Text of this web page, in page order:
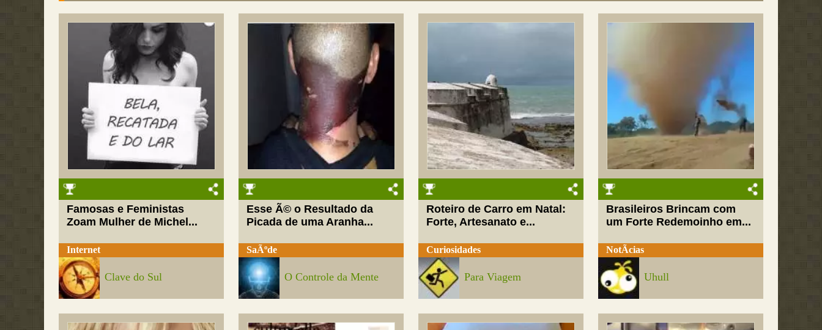
Famosas e Feministas
Zoam Mulher de Michel...
Internet
Clave do Sul
Esse Ã© o Resultado da
Picada de uma Aranha...
SaÃºde
O Controle da Mente
Roteiro de Carro em Natal:
Forte, Artesanato e...
Curiosidades
Para Viagem
Brasileiros Brincam com
um Forte Redemoinho em...
NotÃ­cias
Uhull